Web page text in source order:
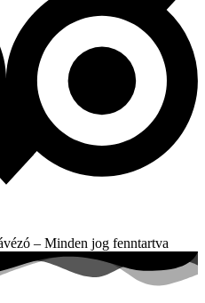
– Minden jog fenntartva